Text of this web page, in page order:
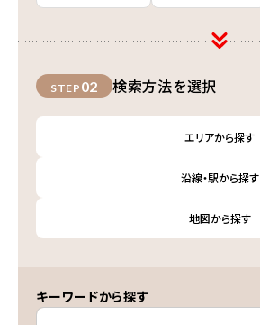
STEP 02 検索方法を選択
エリアから探す
沿線・駅から探す
地図から探す
キーワードから探す